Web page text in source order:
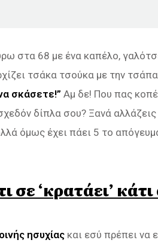
στα 68 με ένα καπέλο,
τσάκα τσούκα με την
σκάσετε!” Αμ δε! Που πας
δίπλα σου? Ξανά
όμως έχει πάει 5 το απόγευμα
σε ‘κρατάει’
ησυχίας και εσύ πρέπει να